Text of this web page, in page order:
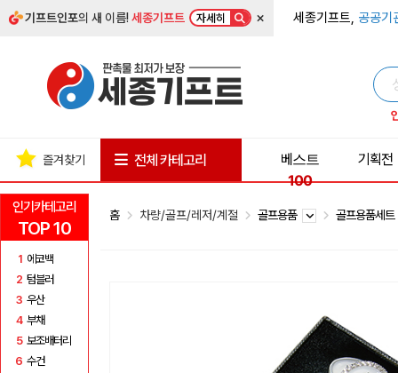
기프트인포의 새 이름!세종기프트 자세히 × 세종기프트, 공공기
인기카테고리
TOP 10
1 에코백
2 텀블러
3 우산
4 부채
5 보조배터리
6 수건
즐겨찾기 전체 카테고리
베스트
100
기획전
홈 차량/골프/레저/계절 골프용품 골프용품세